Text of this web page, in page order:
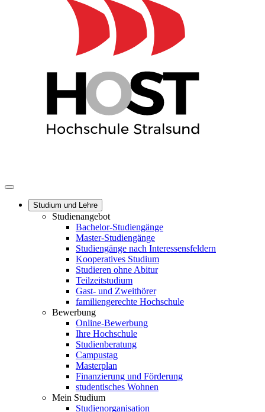
Studium und Lehre
Studienangebot
Bachelor-Studiengänge
Master-Studiengänge
Studiengänge nach Interessensfeldern
Kooperatives Studium
Studieren ohne Abitur
Teilzeitstudium
Gast- und Zweithörer
familiengerechte Hochschule
Bewerbung
Online-Bewerbung
Ihre Hochschule
Studienberatung
Campustag
Masterplan
Finanzierung und Förderung
studentisches Wohnen
Mein Studium
Studienorganisation